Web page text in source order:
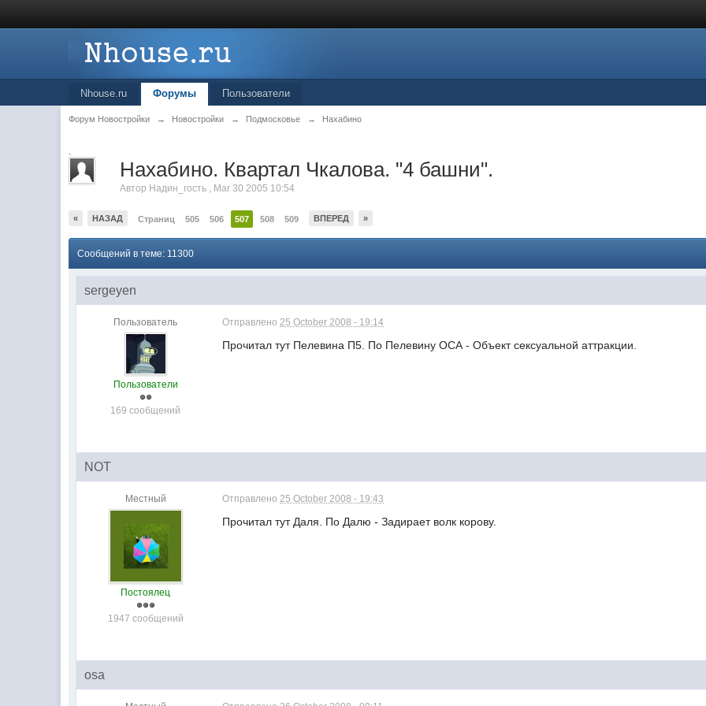
Nhouse.ru Форумы Пользователи
Форум Новостройки → Новостройки → Подмосковье → Нахабино
.
Нахабино. Квартал Чкалова. "4 башни".
Автор Надин_гость , Mar 30 2005 10:54
« НАЗАД Страниц 505 506 507 508 509 ВПЕРЕД »
Сообщений в теме: 11300
sergeyen
Пользователь
Пользователи
169 сообщений
Отправлено25 October 2008 - 19:14
Прочитал тут Пелевина П5. По Пелевину ОСА - Объект сексуальной аттракции.
NOT
Местный
Постоялец
1947 сообщений
Отправлено25 October 2008 - 19:43
Прочитал тут Даля. По Далю - Задирает волк корову.
osa